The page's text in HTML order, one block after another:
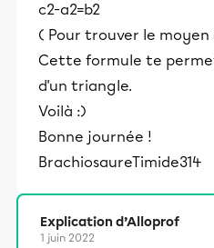
c2-a2=b2
( Pour trouver le
Cette formule te
d'un triangle.
Voilà :)
Bonne journée !
BrachiosaureTimide314
Explication d’Alloprof
1 juin 2022